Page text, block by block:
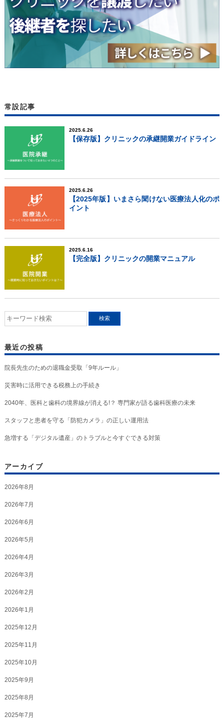
常設記事
2025.6.26
【保存版】クリニックの承継開業ガイドライン
2025.6.26
【2025年版】いまさら聞けない医療法人化のポ
イント
2025.6.16
【完全版】クリニックの開業マニュアル
最近の投稿
院長先生のための退職金受取「9年ルール」
災害時に活用できる税務上の手続き
2040年、医科と歯科の境界線が消える!？ 専門家が語る歯科医療の未来
スタッフと患者を守る「防犯カメラ」の正しい運用法
急増する「デジタル遺産」のトラブルと今すぐできる対策
アーカイブ
2026年8月
2026年7月
2026年6月
2026年5月
2026年4月
2026年3月
2026年2月
2026年1月
2025年12月
2025年11月
2025年10月
2025年9月
2025年8月
2025年7月